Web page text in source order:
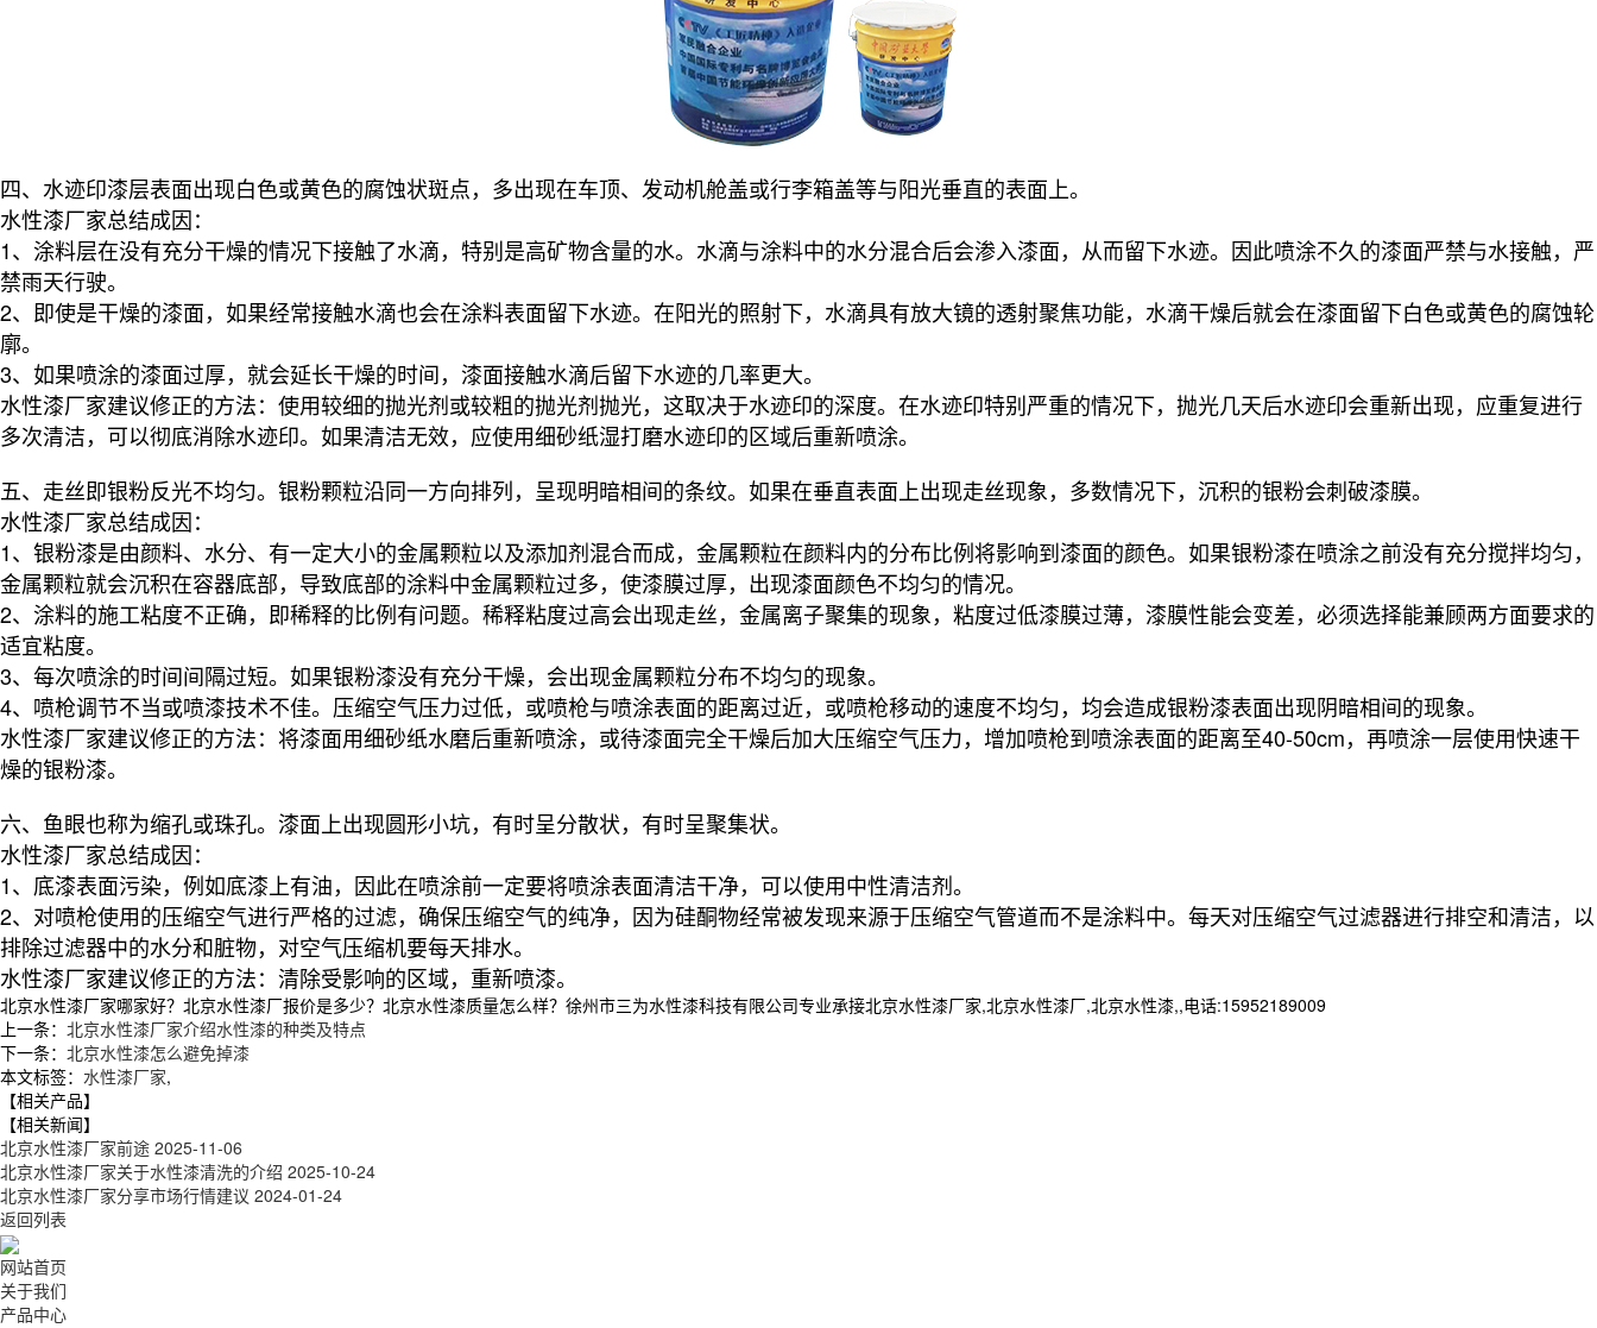
四、水迹印漆层表面出现白色或黄色的腐蚀状斑点，多出现在车顶、发动机舱盖或行李箱盖等与阳光垂直的表面上。
水性漆厂家总结成因：
1、涂料层在没有充分干燥的情况下接触了水滴，特别是高矿物含量的水。水滴与涂料中的水分混合后会渗入漆面，从而留下水迹。因此喷涂不久的漆面严禁与水接触，严
禁雨天行驶。
2、即使是干燥的漆面，如果经常接触水滴也会在涂料表面留下水迹。在阳光的照射下，水滴具有放大镜的透射聚焦功能，水滴干燥后就会在漆面留下白色或黄色的腐蚀轮
廓。
3、如果喷涂的漆面过厚，就会延长干燥的时间，漆面接触水滴后留下水迹的几率更大。
水性漆厂家建议修正的方法：使用较细的抛光剂或较粗的抛光剂抛光，这取决于水迹印的深度。在水迹印特别严重的情况下，抛光几天后水迹印会重新出现，应重复进行
多次清洁，可以彻底消除水迹印。如果清洁无效，应使用细砂纸湿打磨水迹印的区域后重新喷涂。
五、走丝即银粉反光不均匀。银粉颗粒沿同一方向排列，呈现明暗相间的条纹。如果在垂直表面上出现走丝现象，多数情况下，沉积的银粉会刺破漆膜。
水性漆厂家总结成因：
1、银粉漆是由颜料、水分、有一定大小的金属颗粒以及添加剂混合而成，金属颗粒在颜料内的分布比例将影响到漆面的颜色。如果银粉漆在喷涂之前没有充分搅拌均匀，
金属颗粒就会沉积在容器底部，导致底部的涂料中金属颗粒过多，使漆膜过厚，出现漆面颜色不均匀的情况。
2、涂料的施工粘度不正确，即稀释的比例有问题。稀释粘度过高会出现走丝，金属离子聚集的现象，粘度过低漆膜过薄，漆膜性能会变差，必须选择能兼顾两方面要求的
适宜粘度。
3、每次喷涂的时间间隔过短。如果银粉漆没有充分干燥，会出现金属颗粒分布不均匀的现象。
4、喷枪调节不当或喷漆技术不佳。压缩空气压力过低，或喷枪与喷涂表面的距离过近，或喷枪移动的速度不均匀，均会造成银粉漆表面出现阴暗相间的现象。
水性漆厂家建议修正的方法： 将漆面用细砂纸水磨后重新喷涂，或待漆面完全干燥后加大压缩空气压力，增加喷枪到喷涂表面的距离至40-50cm，再喷涂一层使用快速干
燥的银粉漆。
六、鱼眼也称为缩孔或珠孔。漆面上出现圆形小坑，有时呈分散状，有时呈聚集状。
水性漆厂家总结成因：
1、底漆表面污染，例如底漆上有油，因此在喷涂前一定要将喷涂表面清洁干净，可以使用中性清洁剂。
2、对喷枪使用的压缩空气进行严格的过滤，确保压缩空气的纯净，因为硅酮物经常被发现来源于压缩空气管道而不是涂料中。每天对压缩空气过滤器进行排空和清洁，以
排除过滤器中的水分和脏物，对空气压缩机要每天排水。
水性漆厂家建议修正的方法： 清除受影响的区域，重新喷漆。
北京水性漆厂家哪家好？北京水性漆厂报价是多少？北京水性漆质量怎么样？徐州市三为水性漆科技有限公司专业承接北京水性漆厂家,北京水性漆厂,北京水性漆,,电话:15952189009
上一条： 北京水性漆厂家介绍水性漆的种类及特点
下一条： 北京水性漆怎么避免掉漆
本文标签： 水性漆厂家,
【相关产品】
【相关新闻】
北京水性漆厂家前途 2025-11-06
北京水性漆厂家关于水性漆清洗的介绍 2025-10-24
北京水性漆厂家分享市场行情建议 2024-01-24
返回列表
网站首页
关于我们
产品中心